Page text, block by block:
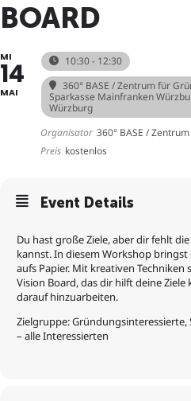
BOARD
MI
14
MAI
10:30 - 12:30
360° BASE / Zentrum für
Sparkasse Mainfranken
Würzburg
Organisator 360° BASE /
Preis kostenlos
Event Details
Du hast große Ziele, aber dir fehlt
kannst. In diesem Workshop
aufs Papier. Mit kreativen
Vision Board, das dir hilft deine
darauf hinzuarbeiten.
Zielgruppe:
– alle Interessierten